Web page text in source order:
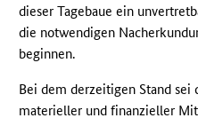
dieser Tagebaue ein
die notwendigen
beginnen.
Bei dem derzeitigen Stand sei
materieller und finanzieller